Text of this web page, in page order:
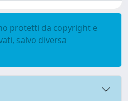
protetti da copyright e
salvo diversa